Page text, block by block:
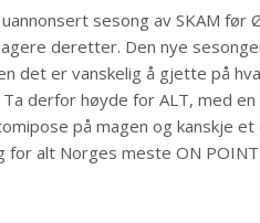
sesong av SKAM
deretter. Den nye
det er vanskelig å gjette på
derfor høyde for ALT, med
på magen og kanskje
for alt Norges meste ON